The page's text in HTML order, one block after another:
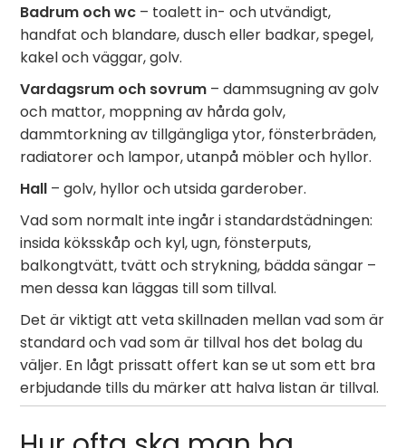
Badrum och wc – toalett in- och utvändigt,
handfat och blandare, dusch eller badkar, spegel,
kakel och väggar, golv.
Vardagsrum och sovrum – dammsugning av golv
och mattor, moppning av hårda golv,
dammtorkning av tillgängliga ytor, fönsterbräden,
radiatorer och lampor, utanpå möbler och hyllor.
Hall – golv, hyllor och utsida garderober.
Vad som normalt inte ingår i standardstädningen:
insida köksskåp och kyl, ugn, fönsterputs,
balkongtvätt, tvätt och strykning, bädda sängar –
men dessa kan läggas till som tillval.
Det är viktigt att veta skillnaden mellan vad som är
standard och vad som är tillval hos det bolag du
väljer. En lågt prissatt offert kan se ut som ett bra
erbjudande tills du märker att halva listan är tillval.